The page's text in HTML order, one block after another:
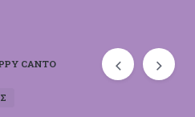
CANTO